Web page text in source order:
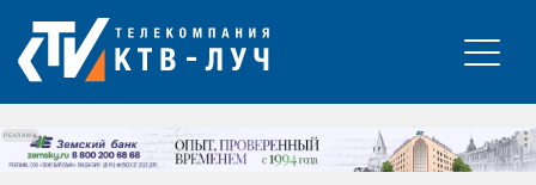
РЕКЛАМА